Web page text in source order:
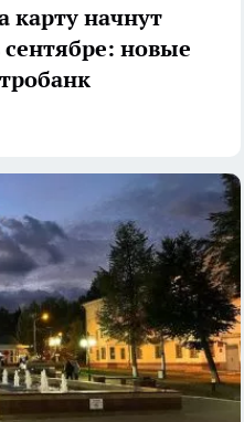
карту начнут
новые